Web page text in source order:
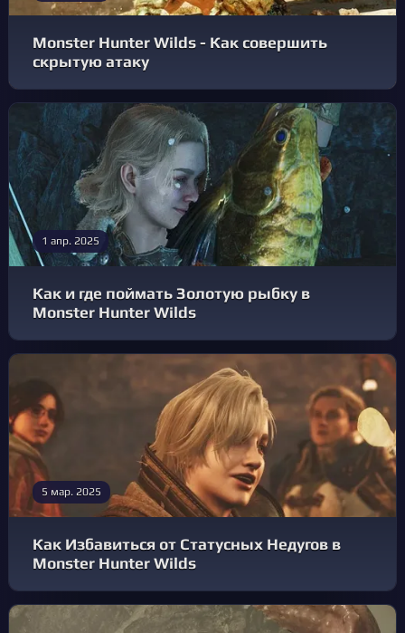
Monster Hunter Wilds - Как совершить
скрытую атаку
1 апр. 2025
Как и где поймать Золотую рыбку в
Monster Hunter Wilds
5 мар. 2025
Как Избавиться от Статусных Недугов в
Monster Hunter Wilds